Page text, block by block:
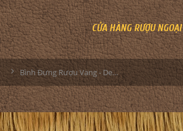
CỬA HÀNG RƯỢU NGOẠI
Bình Đựng Rượu Vang - Decanter Dáng Đẹp M22